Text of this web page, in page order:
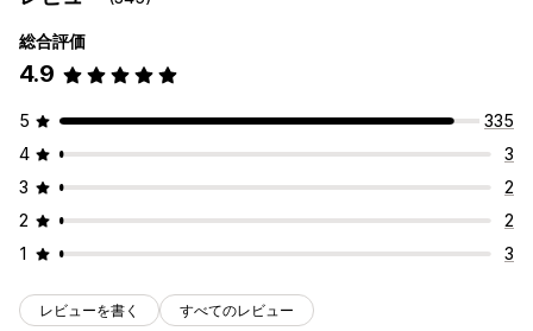
アイコンの位置
自動配置
総合評価
4.9
5
335
4
3
3
2
2
2
1
3
レビューを書く すべてのレビュー